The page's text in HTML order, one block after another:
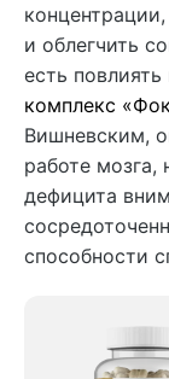
и облегчить
есть
комплекс
Вишневским,
работе
дефицита
способности